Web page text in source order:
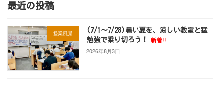
の
ペ
ー
ジ
最近の投稿
授業風景
(7/1～7/28)暑い夏を、涼しい教室と猛
勉強で乗り切ろう！
新着!!
2026年8月3日